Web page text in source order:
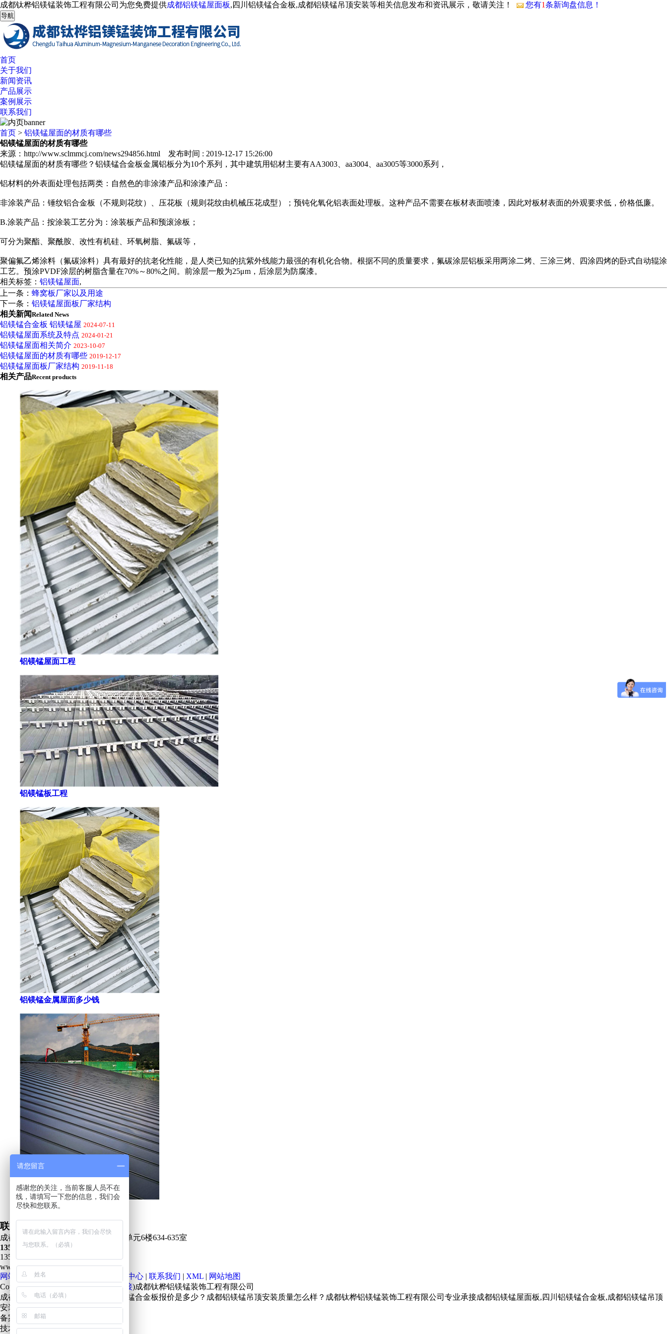
成都钛桦铝镁锰装饰工程有限公司为您免费提供成都铝镁锰屋面板,四川铝镁锰合金板,成都铝镁锰吊顶安装等相关信息发布和资讯展示，敬请关注！ 您有1条新询盘信息！
导航
首页
关于我们
新闻资讯
产品展示
案例展示
联系我们
首页 > 铝镁锰屋面的材质有哪些
铝镁锰屋面的材质有哪些
来源：http://www.sclmmcj.com/news294856.html 发布时间 : 2019-12-17 15:26:00
铝镁锰屋面的材质有哪些？铝镁锰合金板金属铝板分为10个系列，其中建筑用铝材主要有AA3003、aa3004、aa3005等3000系列，
铝材料的外表面处理包括两类：自然色的非涂漆产品和涂漆产品：
非涂装产品：锤纹铝合金板（不规则花纹）、压花板（规则花纹由机械压花成型）；预钝化氧化铝表面处理板。这种产品不需要在板材表面喷漆，因此对板材表面的外观要求低，价格低廉。
B.涂装产品：按涂装工艺分为：涂装板产品和预滚涂板；
可分为聚酯、聚酰胺、改性有机硅、环氧树脂、氟碳等，
聚偏氟乙烯涂料（氟碳涂料）具有最好的抗老化性能，是人类已知的抗紫外线能力最强的有机化合物。根据不同的质量要求，氟碳涂层铝板采用两涂二烤、三涂三烤、四涂四烤的卧式自动辊涂
工艺。预涂PVDF涂层的树脂含量在70%～80%之间。前涂层一般为25μm，后涂层为防腐漆。
相关标签： 铝镁锰屋面,
上一条： 蜂窝板厂家以及用途
下一条： 铝镁锰屋面板厂家结构
相关新闻Related News
铝镁锰合金板 铝镁锰屋 2024-07-11
铝镁锰屋面系统及特点 2024-01-21
铝镁锰屋面相关简介 2023-10-07
铝镁锰屋面的材质有哪些 2019-12-17
铝镁锰屋面板厂家结构 2019-11-18
相关产品Recent products
铝镁锰屋面工程
铝镁锰板工程
铝镁锰金属屋面多少钱
铝镁锰金属屋面系统安装
联系我们 Contact US
成都市武侯区武侯万达广场 万公馆2单元6楼634-635室
13551083513
13551083513 / 24 Hours 服务
www.sclmmcj.com
网站首页
|公司简介 产品中心 | 联系我们 | XML | 网站地图
Copyright©www.sclmmcj.com(复制链接)成都钛桦铝镁锰装饰工程有限公司
成都铝镁锰屋面板哪家好？四川铝镁锰合金板报价是多少？成都铝镁锰吊顶安装质量怎么样？成都钛桦铝镁锰装饰工程有限公司专业承接成都铝镁锰屋面板,四川铝镁锰合金板,成都铝镁锰吊顶
安装,电话:13551083513
备案号：
蜀ICP备16034412号-5
技术支持:成都广搜天下
请您留言
感谢您的关注，当前客服人员不在
线，请填写一下您的信息，我们会
尽快和您联系。